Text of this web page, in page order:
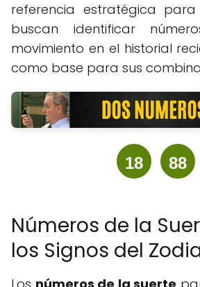
referencia estratégica
buscan identificar
movimiento en el historial
como base para sus
18 88
Números de la
los Signos del